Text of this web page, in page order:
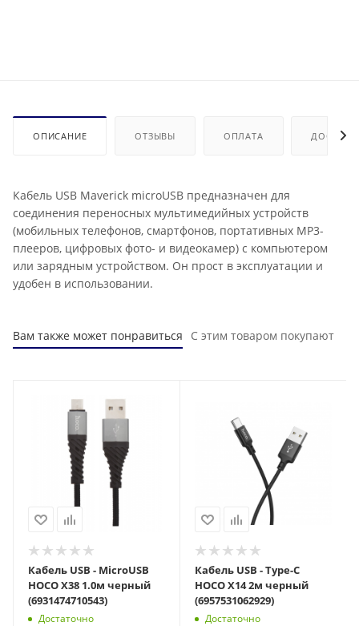
ОПИСАНИЕ ОТЗЫВЫ ОПЛАТА
Кабель USB Maverick microUSB предназначен для
соединения переносных мультимедийных устройств
(мобильных телефонов, смартфонов, портативных MP3-
плееров, цифровых фото- и видеокамер) с компьютером
или зарядным устройством. Он прост в эксплуатации и
удобен в использовании.
Вам также может понравиться С этим товаром покупают
Кабель USB - MicroUSB
HOCO X38 1.0м черный
(6931474710543)
Достаточно
Кабель USB - Type-C
HOCO X14 2м черный
(6957531062929)
Достаточно